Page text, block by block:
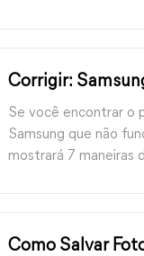
Corrigir:
Funciona
Se você encontrar o
Samsung que não
mostrará 7 maneiras
Como Salvar